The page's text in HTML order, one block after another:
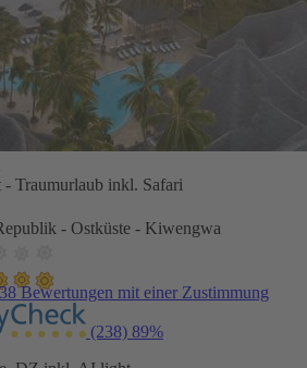
Traumurlaub inkl. Safari
- Ostküste - Kiwengwa
Bewertungen mit einer Zustimmung
(238) 89%